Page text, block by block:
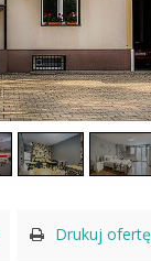
Drukuj ofertę